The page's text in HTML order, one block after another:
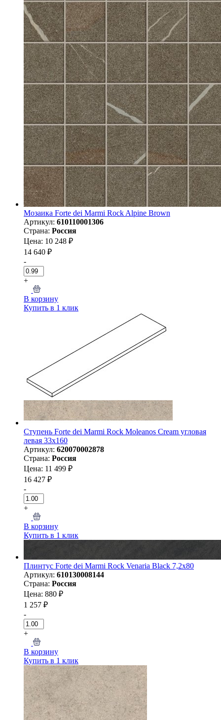
Мозаика Forte dei Marmi Rock Alpine Brown
Артикул: 610110001306
Страна: Россия
Цена: 10 248 ₽
14 640 ₽
-
+
В корзину
Купить в 1 клик
Ступень Forte dei Marmi Rock Moleanos Cream угловая
левая 33x160
Артикул: 620070002878
Страна: Россия
Цена: 11 499 ₽
16 427 ₽
-
+
В корзину
Купить в 1 клик
Плинтус Forte dei Marmi Rock Venaria Black 7,2x80
Артикул: 610130008144
Страна: Россия
Цена: 880 ₽
1 257 ₽
-
+
В корзину
Купить в 1 клик